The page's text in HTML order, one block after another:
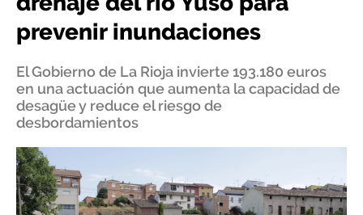
prevenir inundaciones
El Gobierno de La Rioja invierte 193.180 euros
en una actuación que aumenta la capacidad de
desagüe y reduce el riesgo de
desbordamientos